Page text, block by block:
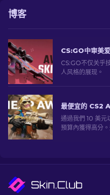
博客
CS:GO不仅关乎
人风格的展现。
通過我們 10 美
預算內獲得高分